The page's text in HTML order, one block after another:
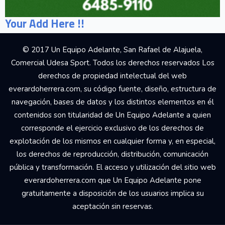
Your Add Here !!
© 2017 Un Equipo Adelante, San Rafael de Alajuela,
Comercial Udesa Sport. Todos los derechos reservados Los
derechos de propiedad intelectual del web
everardoherrera.com, su código fuente, diseño, estructura de
navegación, bases de datos y los distintos elementos en él
contenidos son titularidad de Un Equipo Adelante a quien
corresponde el ejercicio exclusivo de los derechos de
explotación de los mismos en cualquier forma y, en especial,
los derechos de reproducción, distribución, comunicación
pública y transformación. El acceso y utilización del sitio web
everardoherrera.com que Un Equipo Adelante pone
gratuitamente a disposición de los usuarios implica su
aceptación sin reservas.